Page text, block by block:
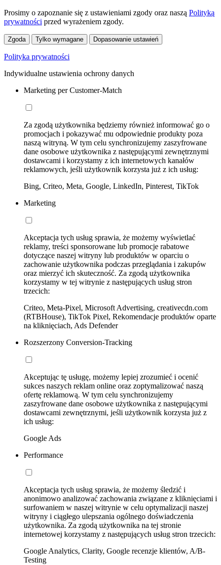
Prosimy o zapoznanie się z ustawieniami zgody oraz naszą Polityką
prywatności przed wyrażeniem zgody.
Zgoda Tylko wymagane Dopasowanie ustawień
Polityka prywatności
Indywidualne ustawienia ochrony danych
Marketing per Customer-Match
Za zgodą użytkownika będziemy również informować go o
promocjach i pokazywać mu odpowiednie produkty poza
naszą witryną. W tym celu synchronizujemy zaszyfrowane
dane osobowe użytkownika z następującymi zewnętrznymi
dostawcami i korzystamy z ich internetowych kanałów
reklamowych, jeśli użytkownik korzysta już z ich usług:
Bing, Criteo, Meta, Google, LinkedIn, Pinterest, TikTok
Marketing
Akceptacja tych usług sprawia, że możemy wyświetlać
reklamy, treści sponsorowane lub promocje rabatowe
dotyczące naszej witryny lub produktów w oparciu o
zachowanie użytkownika podczas przeglądania i zakupów
oraz mierzyć ich skuteczność. Za zgodą użytkownika
korzystamy w tej witrynie z następujących usług stron
trzecich:
Criteo, Meta-Pixel, Microsoft Advertising, creativecdn.com
(RTBHouse), TikTok Pixel, Rekomendacje produktów oparte
na kliknięciach, Ads Defender
Rozszerzony Conversion-Tracking
Akceptując tę usługę, możemy lepiej zrozumieć i ocenić
sukces naszych reklam online oraz zoptymalizować naszą
ofertę reklamową. W tym celu synchronizujemy
zaszyfrowane dane osobowe użytkownika z następującymi
dostawcami zewnętrznymi, jeśli użytkownik korzysta już z
ich usług:
Google Ads
Performance
Akceptacja tych usług sprawia, że możemy śledzić i
anonimowo analizować zachowania związane z kliknięciami i
surfowaniem w naszej witrynie w celu optymalizacji naszej
witryny i ciągłego ulepszania ogólnego doświadczenia
użytkownika. Za zgodą użytkownika na tej stronie
internetowej korzystamy z następujących usług stron trzecich:
Google Analytics, Clarity, Google recenzje klientów, A/B-
Testing